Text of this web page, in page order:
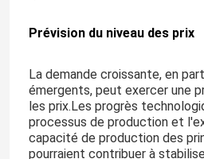
Prévision du niveau des prix
La demande croissante, en
émergents, peut exercer une
les prix.Les progrès
processus de production et
capacité de production des
pourraient contribuer à